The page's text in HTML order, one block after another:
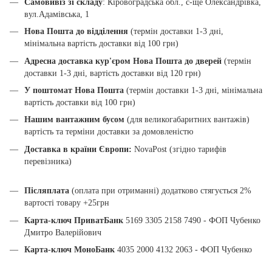
Самовивіз зі складу: Кіровоградська обл., с-ще Олександрівка,
вул.Адамівська, 1
Нова Пошта до відділення (термін доставки 1-3 дні,
мінімальна вартість доставки від 100 грн)
Адресна доставка кур'єром Нова Пошта до дверей (термін
доставки 1-3 дні, вартість доставки від 120 грн)
У поштомат Нова Пошта (термін доставки 1-3 дні, мінімальна
вартість доставки від 100 грн)
Нашим вантажним бусом (для великогабаритних вантажів)
вартість та терміни доставки за домовленістю
Доставка в країни Європи: NovaPost (згідно тарифів
перевізника)
Післяплата (оплата при отриманні) додатково стягується 2%
вартості товару +25грн
Карта-ключ ПриватБанк 5169 3305 2158 7490 - ФОП Чубенко
Дмитро Валерійович
Карта-ключ МоноБанк 4035 2000 4132 2063 - ФОП Чубенко